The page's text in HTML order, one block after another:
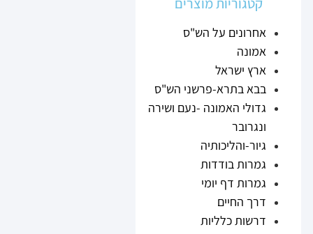
אחרונים על הש"ס
אמונה
ארץ ישראל
בבא בתרא-פרשני הש"ס
גדולי האמונה -נעם ושירה
ונגרובר
גיור-והליכותיה
גמרות בודדות
גמרות דף יומי
דרך החיים
דרשות כלליות